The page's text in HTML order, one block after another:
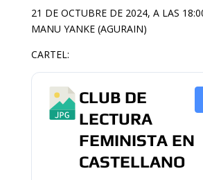
21 DE OCTUBRE DE 2024, A LAS
MANU YANKE (AGURAIN)
CARTEL:
CLUB DE
LECTURA
FEMINISTA EN
CASTELLANO